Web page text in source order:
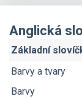
Překladatel.
Anglická
Základní
Barvy a tvary
Barvy